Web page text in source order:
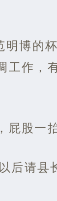
博的
工作，
屁股一
后请县